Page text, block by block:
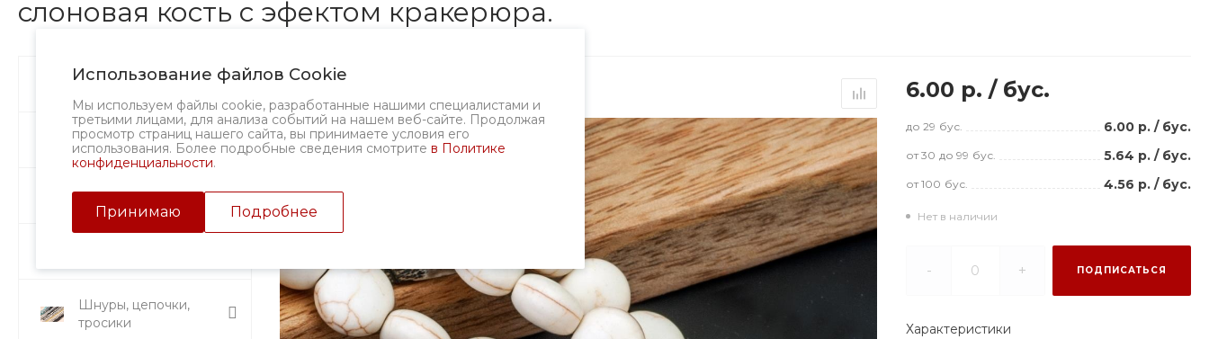
слоновая кость с эфектом кракерюра.
Использование файлов Cookie
Мы используем файлы cookie, разработанные нашими специалистами и
третьими лицами, для анализа событий на нашем веб-сайте. Продолжая
просмотр страниц нашего сайта, вы принимаете условия его
использования. Более подробные сведения смотрите в Политике
конфиденциальности.
Принимаю Подробнее
Бусины
Фурнитура
Подвески и кулоны
Шнуры, цепочки,
тросики
6.00 р./ бус.
до 29 бус. 6.00 р. / бус.
от 30 до 99 бус. 5.64 р. / бус.
от 100 бус. 4.56 р. / бус.
Нет в наличии
- + ПОДПИСАТЬСЯ
Характеристики